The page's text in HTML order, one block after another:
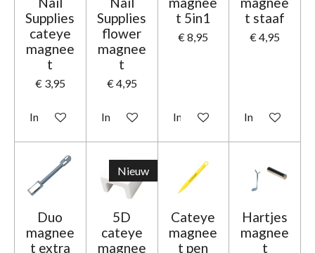
Supplies
cateye
magnee
t
€ 3,95
In winkelwagen
Supplies
flower
magnee
t
€ 4,95
In winkelwagen
t 5in1
€ 8,95
In winkelwagen
t staaf
€ 4,95
In
Duo
magnee
t extra
Nieuw
5D
cateye
magnee
Cateye
magnee
t pen
Hartjes
magnee
t